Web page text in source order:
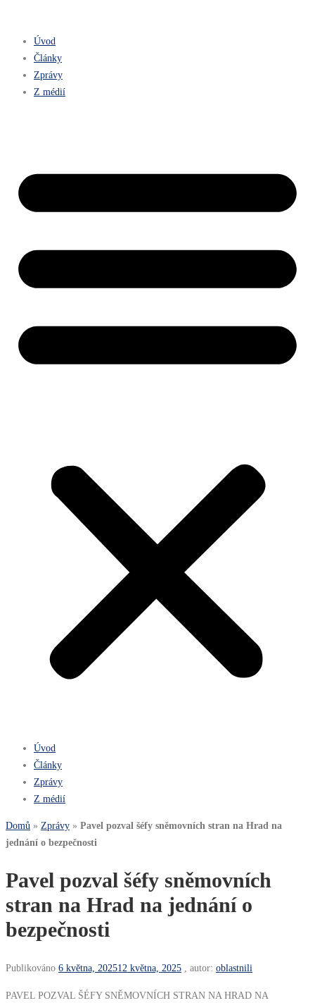
Úvod
Články
Zprávy
Z médií
Úvod
Články
Zprávy
Z médií
Domů » Zprávy » Pavel pozval šéfy sněmovních stran na Hrad na
jednání o bezpečnosti
Pavel pozval šéfy sněmovních
stran na Hrad na jednání o
bezpečnosti
Publikováno 6 května, 202512 května, 2025 , autor: oblastnili
PAVEL POZVAL ŠÉFY SNĚMOVNÍCH STRAN NA HRAD NA